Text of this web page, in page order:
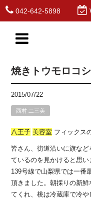
042-642-5898
焼きトウモロコシ
2015/07/22
西村 二三美
八王子 美容室 フィックス
皆さん、街道沿いに旗な
ているのを見かけると思
139号線で山梨県では一番
頂きました。朝採りの新
てくれ、桃は冷蔵庫で冷